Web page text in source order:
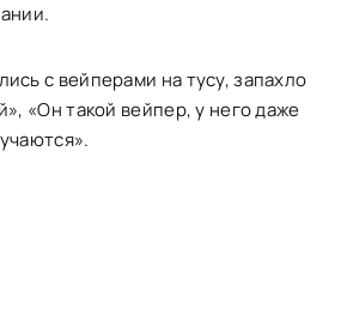
с вейперами на тусу, запахло
«Он такой вейпер, у него даже